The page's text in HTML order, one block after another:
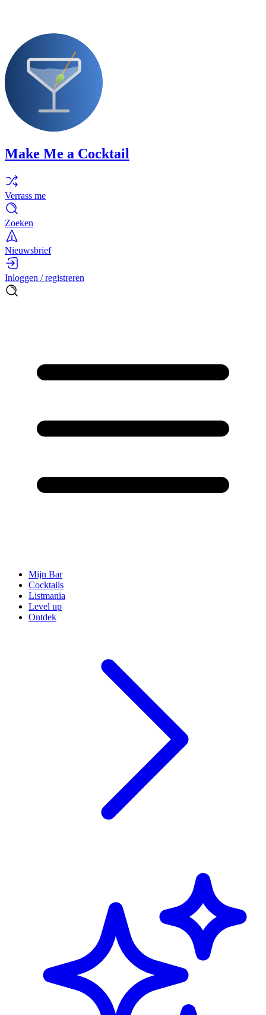
Make Me a Cocktail
Verrass me
Zoeken
Nieuwsbrief
Inloggen / registreren
Mijn Bar
Cocktails
Listmania
Level up
Ontdek